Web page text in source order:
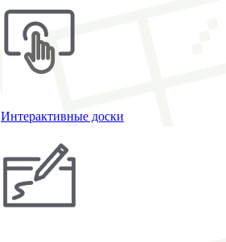
Интерактивные доски